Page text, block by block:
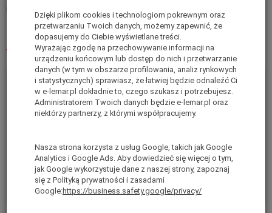
Polecane produkty
Dzięki plikom cookies i technologiom pokrewnym oraz
przetwarzaniu Twoich danych, możemy zapewnić, że
dopasujemy do Ciebie wyświetlane treści.
Wyrażając zgodę na przechowywanie informacji na
urządzeniu końcowym lub dostęp do nich i przetwarzanie
danych (w tym w obszarze profilowania, analiz rynkowych
i statystycznych) sprawiasz, że łatwiej będzie odnaleźć Ci
w e-lemar.pl dokładnie to, czego szukasz i potrzebujesz.
Administratorem Twoich danych będzie e-lemar.pl oraz
niektórzy partnerzy, z którymi współpracujemy.
Nasza strona korzysta z usług Google, takich jak Google
Analytics i Google Ads. Aby dowiedzieć się więcej o tym,
jak Google wykorzystuje dane z naszej strony, zapoznaj
się z Polityką prywatności i zasadami
Google: https://business.safety.google/privacy/